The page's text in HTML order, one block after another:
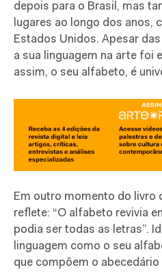
depois para o Brasil, mas
lugares ao longo dos anos,
Estados Unidos. Apesar
a sua linguagem na arte foi
assim, o seu alfabeto, é
Em outro momento do livro
reflete: “O alfabeto revivia
podia ser todas as letras”.
linguagem como o seu
que compõem o